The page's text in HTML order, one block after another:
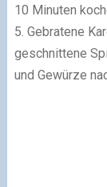
10 Minuten
5. Gebratene
geschnittene
und Gewürze